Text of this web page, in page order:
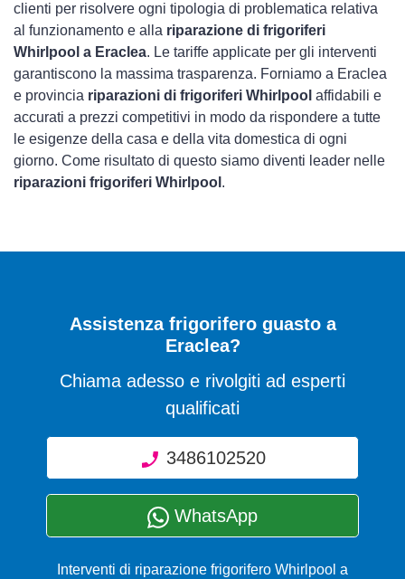
clienti per risolvere ogni tipologia di problematica relativa
al funzionamento e alla riparazione di frigoriferi
Whirlpool a Eraclea. Le tariffe applicate per gli interventi
garantiscono la massima trasparenza. Forniamo a Eraclea
e provincia riparazioni di frigoriferi Whirlpool affidabili e
accurati a prezzi competitivi in modo da rispondere a tutte
le esigenze della casa e della vita domestica di ogni
giorno. Come risultato di questo siamo diventi leader nelle
riparazioni frigoriferi Whirlpool .
Assistenza frigorifero guasto a
Eraclea?
Chiama adesso e rivolgiti ad esperti
qualificati
3486102520
WhatsApp
Interventi di riparazione frigorifero Whirlpool a